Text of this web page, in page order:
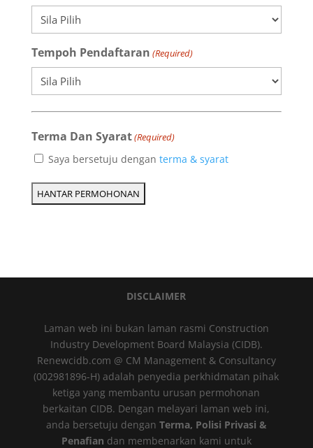
Tempoh Pendaftaran (Required)
Terma Dan Syarat(Required)
Saya bersetuju dengan terma & syarat
DISCLAIMER
Laman web ini bukan laman rasmi Construction
Industry Development Board Malaysia (CIDB).
Renewcidb.com @ CM Management & Consultancy
(002981896-H) adalah penyedia perkhidmatan pihak
ketiga yang membantu urusan permohonan
berkaitan CIDB. Dengan melayari laman web ini,
anda bersetuju dengan Terma, Polisi Privasi &
Penafian dan membenarkan kami untuk